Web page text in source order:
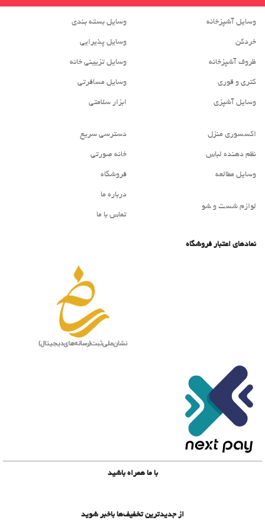
وسایل آشپزخانه
خردکن
ظروف آشپزخانه
کتری و قوری
وسایل آشپزی
وسایل بسته بندی
وسایل پذیرایی
وسایل تزیینی خانه
وسایل مسافرتی
ابزار سلامتی
اکسسوری منزل
نظم دهنده لباس
وسایل مطالعه
لوازم شست و شو
دسترسی سریع
خانه صورتی
فروشگاه
درباره ما
تماس با ما
نمادهای اعتبار فروشگاه
با ما همراه باشید
از جدیدترین تخفیف‌ها باخبر شوید